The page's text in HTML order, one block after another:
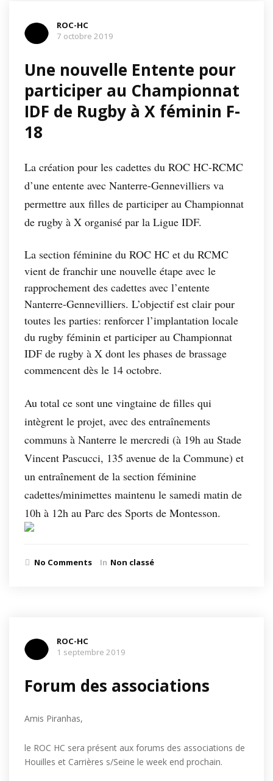
ROC-HC
7 octobre 2019
Une nouvelle Entente pour
participer au Championnat
IDF de Rugby à X féminin F-
18
La création pour les cadettes du ROC HC-RCMC
d’une entente avec Nanterre-Gennevilliers va
permettre aux filles de participer au Championnat
de rugby à X organisé par la Ligue IDF.
La section féminine du ROC HC et du RCMC
vient de franchir une nouvelle étape avec le
rapprochement des cadettes avec l’entente
Nanterre-Gennevilliers. L’objectif est clair pour
toutes les parties: renforcer l’implantation locale
du rugby féminin et participer au Championnat
IDF de rugby à X dont les phases de brassage
commencent dès le 14 octobre.
Au total ce sont une vingtaine de filles qui
intègrent le projet, avec des entraînements
communs à Nanterre le mercredi (à 19h au Stade
Vincent Pascucci, 135 avenue de la Commune) et
un entraînement de la section féminine
cadettes/minimettes maintenu le samedi matin de
10h à 12h au Parc des Sports de Montesson.
No Comments In Non classé
ROC-HC
1 septembre 2019
Forum des associations
Amis Piranhas,
le ROC HC sera présent aux forums des associations de
Houilles et Carrières s/Seine le week end prochain.